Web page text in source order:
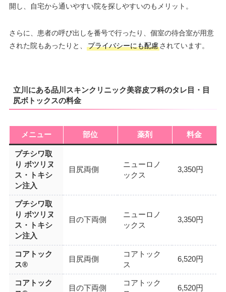
開し、自宅から通いやすい院を探しやすいのもメリット。
さらに、患者の呼び出しを番号で行ったり、個室の待合室が用意
された院もあったりと、
プライバシーにも配慮されています。
立川にある品川スキンクリニック美容皮フ科のタレ目・目
尻ボトックスの料金
メニュー 部位 薬剤 料金
プチシワ取
り ボツリヌ
ス・トキシ
ン注入
目尻両側
ニューロノ
ックス
3,350円
プチシワ取
り ボツリヌ
ス・トキシ
ン注入
目の下両側
ニューロノ
ックス
3,350円
コアトック
ス®
目尻両側
コアトック
ス
6,520円
コアトック
目の下両側
コアトック
6,520円